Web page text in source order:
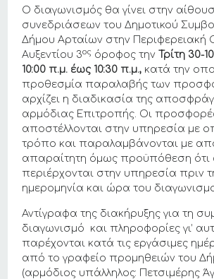
Ο διαγωνισμός θα γίνει στην
συνεδριάσεων του Δημοτικού
Δήμου Αρταίων στην Περιφερειακή
Αυξεντίου 3ος όροφος την Τρίτη 30-
10:00 π.μ. έως 10:30 π.μ., κατά την
προθεσμία παραλαβής των
αρχίζει η διαδικασία της
αρμόδιας Επιτροπής. Οι
αποστέλλονται στην υπηρεσία με
τρόπο και παραλαμβάνονται με
απαραίτητη όμως προϋπόθεση ότι
περιέρχονται στην υπηρεσία πριν
ημερομηνία και ώρα του
Αντίγραφα της διακήρυξης για τη
διαγωνισμό και πληροφορίες γι’
παρέχονται κατά τις εργάσιμες
από το γραφείο προμηθειών του
(αρμόδιος υπάλληλος: Πετσιμέρης